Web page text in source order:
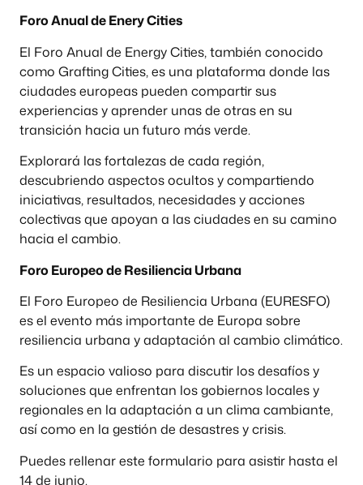
Foro Anual de Enery Cities
El Foro Anual de Energy Cities, también conocido
como Grafting Cities, es una plataforma donde las
ciudades europeas pueden compartir sus
experiencias y aprender unas de otras en su
transición hacia un futuro más verde.
Explorará las fortalezas de cada región,
descubriendo aspectos ocultos y compartiendo
iniciativas, resultados, necesidades y acciones
colectivas que apoyan a las ciudades en su camino
hacia el cambio.
Foro Europeo de Resiliencia Urbana
El Foro Europeo de Resiliencia Urbana (EURESFO)
es el evento más importante de Europa sobre
resiliencia urbana y adaptación al cambio climático.
Es un espacio valioso para discutir los desafíos y
soluciones que enfrentan los gobiernos locales y
regionales en la adaptación a un clima cambiante,
así como en la gestión de desastres y crisis.
Puedes rellenar este formulario para asistir hasta el
14 de junio.